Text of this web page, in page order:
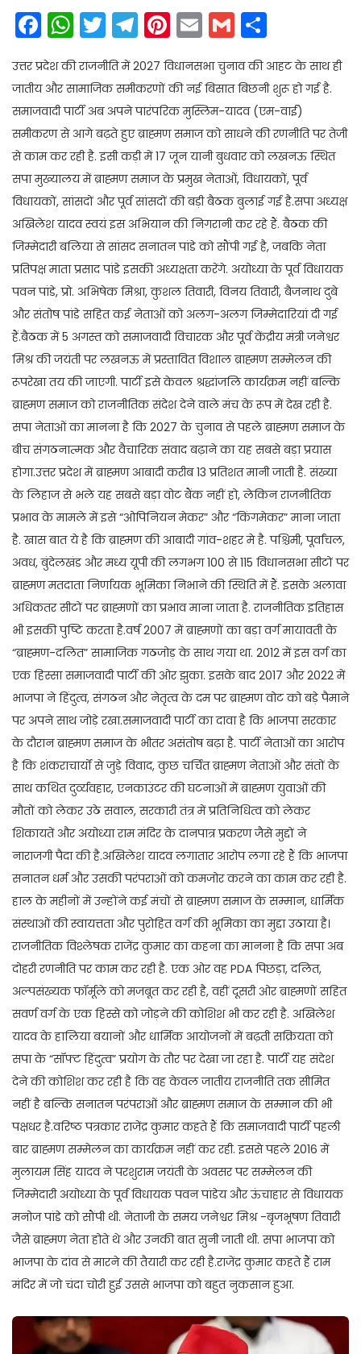
Facebook
WhatsApp
Twitter
Telegram
Pinterest
EmailGmail
उत्तर प्रदेश की राजनीति में 2027 विधानसभा चुनाव की आहट के साथ ही
जातीय और सामाजिक समीकरणों की नई बिसात बिछनी शुरू हो गई है.
समाजवादी पार्टी अब अपने पारंपरिक मुस्लिम-यादव (एम-वाई)
समीकरण से आगे बढ़ते हुए ब्राह्मण समाज को साधने की रणनीति पर तेजी
से काम कर रही है. इसी कड़ी में 17 जून यानी बुधवार को लखनऊ स्थित
सपा मुख्यालय में ब्राह्मण समाज के प्रमुख नेताओं, विधायकों, पूर्व
विधायकों, सांसदों और पूर्व सांसदों की बड़ी बैठक बुलाई गई है.सपा अध्यक्ष
अखिलेश यादव स्वयं इस अभियान की निगरानी कर रहे हैं. बैठक की
जिम्मेदारी बलिया से सांसद सनातन पांडे को सौंपी गई है, जबकि नेता
प्रतिपक्ष माता प्रसाद पांडे इसकी अध्यक्षता करेंगे. अयोध्या के पूर्व विधायक
पवन पांडे, प्रो. अभिषेक मिश्रा, कुशल तिवारी, विनय तिवारी, बैजनाथ दुबे
और संतोष पांडे सहित कई नेताओं को अलग-अलग जिम्मेदारियां दी गई
हैं.बैठक में 5 अगस्त को समाजवादी विचारक और पूर्व केंद्रीय मंत्री जनेश्वर
मिश्र की जयंती पर लखनऊ में प्रस्तावित विशाल ब्राह्मण सम्मेलन की
रूपरेखा तय की जाएगी. पार्टी इसे केवल श्रद्धांजलि कार्यक्रम नहीं बल्कि
ब्राह्मण समाज को राजनीतिक संदेश देने वाले मंच के रूप में देख रही है.
सपा नेताओं का मानना है कि 2027 के चुनाव से पहले ब्राह्मण समाज के
बीच संगठनात्मक और वैचारिक संवाद बढ़ाने का यह सबसे बड़ा प्रयास
होगा.उत्तर प्रदेश में ब्राह्मण आबादी करीब 13 प्रतिशत मानी जाती है. संख्या
के लिहाज से भले यह सबसे बड़ा वोट बैंक नहीं हो, लेकिन राजनीतिक
प्रभाव के मामले में इसे “ओपिनियन मेकर” और “किंगमेकर” माना जाता
है. खास बात ये है कि ब्राह्मण की आबादी गांव-शहर मे है. पश्चिमी, पूर्वांचल,
अवध, बुंदेलखंड और मध्य यूपी की लगभग 100 से 115 विधानसभा सीटों पर
ब्राह्मण मतदाता निर्णायक भूमिका निभाने की स्थिति में हैं. इसके अलावा
अधिकतर सीटों पर ब्राह्मणों का प्रभाव माना जाता है. राजनीतिक इतिहास
भी इसकी पुष्टि करता है.वर्ष 2007 में ब्राह्मणों का बड़ा वर्ग मायावती के
“ब्राह्मण-दलित” सामाजिक गठजोड़ के साथ गया था. 2012 में इस वर्ग का
एक हिस्सा समाजवादी पार्टी की ओर झुका. इसके बाद 2017 और 2022 में
भाजपा ने हिंदुत्व, संगठन और नेतृत्व के दम पर ब्राह्मण वोट को बड़े पैमाने
पर अपने साथ जोड़े रखा.समाजवादी पार्टी का दावा है कि भाजपा सरकार
के दौरान ब्राह्मण समाज के भीतर असंतोष बढ़ा है. पार्टी नेताओं का आरोप
है कि शंकराचार्यों से जुड़े विवाद, कुछ चर्चित ब्राह्मण नेताओं और संतों के
साथ कथित दुर्व्यवहार, एनकाउंटर की घटनाओं में ब्राह्मण युवाओं की
मौतों को लेकर उठे सवाल, सरकारी तंत्र में प्रतिनिधित्व को लेकर
शिकायतें और अयोध्या राम मंदिर के दानपात्र प्रकरण जैसे मुद्दों ने
नाराजगी पैदा की है.अखिलेश यादव लगातार आरोप लगा रहे हैं कि भाजपा
सनातन धर्म और उसकी परंपराओं को कमजोर करने का काम कर रही है.
हाल के महीनों में उन्होंने कई मंचों से ब्राह्मण समाज के सम्मान, धार्मिक
संस्थाओं की स्वायत्तता और पुरोहित वर्ग की भूमिका का मुद्दा उठाया है।
राजनीतिक विश्लेषक राजेंद्र कुमार का कहना का मानना है कि सपा अब
दोहरी रणनीति पर काम कर रही है. एक ओर वह PDA पिछड़ा, दलित,
अल्पसंख्यक फॉर्मूले को मजबूत कर रही है, वहीं दूसरी ओर ब्राह्मणों सहित
सवर्ण वर्ग के एक हिस्से को जोड़ने की कोशिश भी कर रही है. अखिलेश
यादव के हालिया बयानों और धार्मिक आयोजनों में बढ़ती सक्रियता को
सपा के “सॉफ्ट हिंदुत्व” प्रयोग के तौर पर देखा जा रहा है. पार्टी यह संदेश
देने की कोशिश कर रही है कि वह केवल जातीय राजनीति तक सीमित
नहीं है बल्कि सनातन परंपराओं और ब्राह्मण समाज के सम्मान की भी
पक्षधर है.वरिष्ठ पत्रकार राजेंद्र कुमार कहते हैं कि समाजवादी पार्टी पहली
बार ब्राह्मण सम्मेलन का कार्यक्रम नहीं कर रही. इससे पहले 2016 में
मुलायम सिंह यादव ने परशुराम जयंती के अवसर पर सम्मेलन की
जिम्मेदारी अयोध्या के पूर्व विधायक पवन पांडेय और ऊंचाहार से विधायक
मनोज पांडे को सौंपी थी. नेताजी के समय जनेश्वर मिश्र -बृजभूषण तिवारी
जैसे ब्राह्मण नेता होते थे और उनकी बात सुनी जाती थी. सपा भाजपा को
भाजपा के दांव से मारने की तैयारी कर रही है.राजेंद्र कुमार कहते हैं राम
मंदिर में जो चंदा चोरी हुई उससे भाजपा को बहुत नुकसान हुआ.